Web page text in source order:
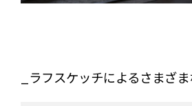
_ラフスケッチによるさまざ